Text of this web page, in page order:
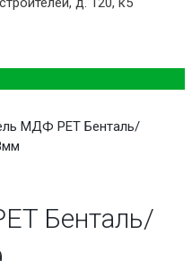
МДФ PET Бенталь/
Бенталь/